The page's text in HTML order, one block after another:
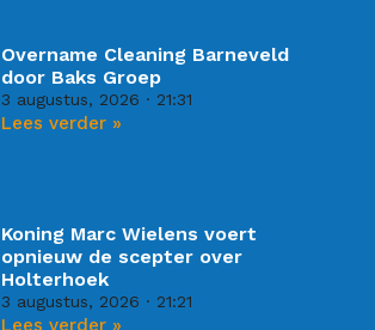
Overname Cleaning Barneveld
door Baks Groep
3 augustus, 2026 21:31
Lees verder »
Koning Marc Wielens voert
opnieuw de scepter over
Holterhoek
3 augustus, 2026 21:21
Lees verder »